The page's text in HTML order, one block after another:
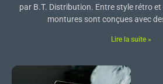
par B.T. Distribution. Entre style rétro
montures sont conçues avec
Lire la suite »